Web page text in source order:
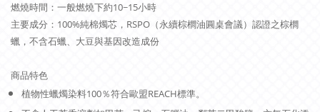
燃燒時間：一般燃燒下約10~15小時
主要成分：100%純棉燭芯，RSPO（永續棕櫚油圓桌會議）認證之棕櫚
蠟，不含石蠟、大豆與基因改造成份
商品特色
植物性蠟燭染料100％符合歐盟REACH標準。